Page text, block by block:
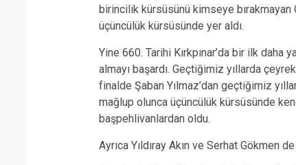
birincilik kürsüsünü kimseye bırakmayan
üçüncülük kürsüsünde yer aldı.
Yine 660. Tarihi Kırkpınar’da bir ilk
almayı başardı. Geçtiğimiz yıllarda
finalde Şaban Yılmaz’dan geçtiğimiz
mağlup olunca üçüncülük kürsüsünde
başpehlivanlardan oldu.
Ayrıca Yıldıray Akın ve Serhat